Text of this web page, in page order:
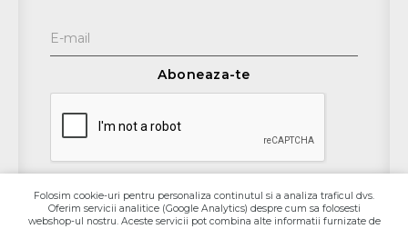
Aboneaza-te
Folosim cookie-uri pentru personaliza continutul si a analiza traficul dvs.
Oferim servicii analitice (Google Analytics) despre cum sa folosesti
webshop-ul nostru. Aceste servicii pot combina alte informatii furnizate de